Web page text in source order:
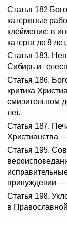
Статья 182
каторжные
клеймение; в
каторга до 8
Статья 183.
Сибирь и
Статья 186.
критика
смирительном
лет.
Статья 187.
Христианства
Статья 195.
принуждении —
Статья 198.
в